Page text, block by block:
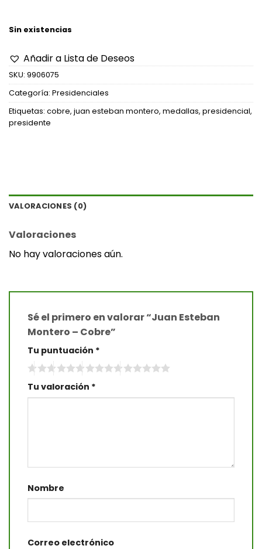
Sin existencias
Añadir a Lista de Deseos
SKU: 9906075
Categoría: Presidenciales
Etiquetas: cobre, juan esteban montero, medallas, presidencial,
presidente
VALORACIONES (0)
Valoraciones
No hay valoraciones aún.
Sé el primero en valorar “Juan Esteban
Montero – Cobre”
Tu puntuación *
Tu valoración *
Nombre
Correo electrónico